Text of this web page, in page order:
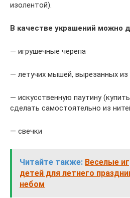
изолентой).
В качестве украшений можно
— игрушечные черепа
— летучих мышей, вырезанных из
— искусственную паутину
сделать самостоятельно из
— свечки
Читайте также: Веселые
детей для летнего
небом